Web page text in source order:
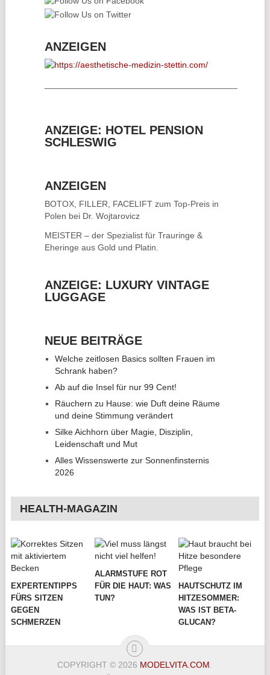
ANZEIGEN
ANZEIGE: HOTEL PENSION
SCHLESWIG
ANZEIGEN
BOTOX, FILLER, FACELIFTzum Top-Preis in
Polen bei Dr. Wojtarovicz
MEISTER – der Spezialist für Trauringe &
Eheringe aus Gold und Platin.
ANZEIGE: LUXURY VINTAGE
LUGGAGE
NEUE BEITRÄGE
Welche zeitlosen Basics sollten Frauen im
Schrank haben?
Ab auf die Insel für nur 99 Cent!
Räuchern zu Hause: wie Duft deine Räume
und deine Stimmung verändert
Silke Aichhorn über Magie, Disziplin,
Leidenschaft und Mut
Alles Wissenswerte zur Sonnenfinsternis
2026
HEALTH-MAGAZIN
EXPERTENTIPPS
FÜRS SITZEN
GEGEN
SCHMERZEN
ALARMSTUFE ROT
FÜR DIE HAUT: WAS
TUN?
HAUTSCHUTZ IM
HITZESOMMER:
WAS IST BETA-
GLUCAN?
COPYRIGHT © 2026 MODELVITA.COM